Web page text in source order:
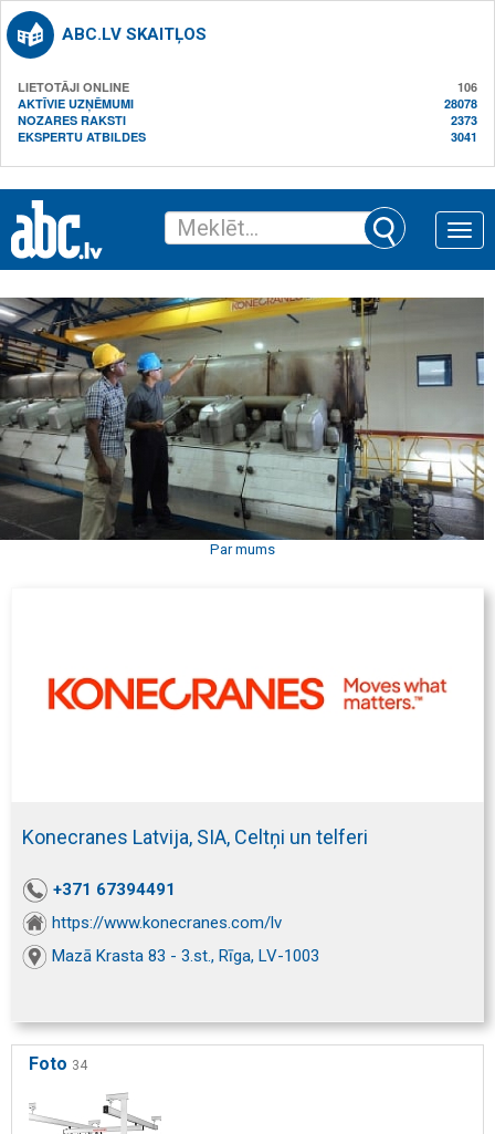
ABC.LV SKAITĻOS
LIETOTĀJI ONLINE
106
AKTĪVIE UZŅĒMUMI
28078
NOZARES RAKSTI
2373
EKSPERTU ATBILDES
3041
Toggle
Par mums
Konecranes Latvija, SIA, Celtņi un telferi
+371 67394491
https://www.konecranes.com/lv
Mazā Krasta 83 - 3.st., Rīga, LV-1003
Foto 34